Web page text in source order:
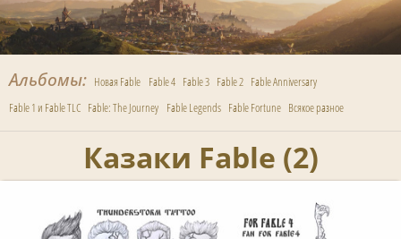
Альбомы Новая Fable Fable 4 Fable 3 Fable 2 Fable Anniversary
Fable 1 и Fable TLC Fable: The Journey Fable Legends Fable Fortune Всякое разное
Казаки Fable (2)